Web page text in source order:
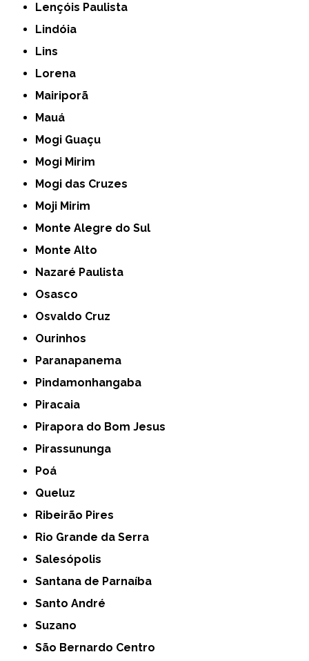
Lençóis Paulista
Lindóia
Lins
Lorena
Mairiporã
Mauá
Mogi Guaçu
Mogi Mirim
Mogi das Cruzes
Moji Mirim
Monte Alegre do Sul
Monte Alto
Nazaré Paulista
Osasco
Osvaldo Cruz
Ourinhos
Paranapanema
Pindamonhangaba
Piracaia
Pirapora do Bom Jesus
Pirassununga
Poá
Queluz
Ribeirão Pires
Rio Grande da Serra
Salesópolis
Santana de Parnaíba
Santo André
Suzano
São Bernardo Centro